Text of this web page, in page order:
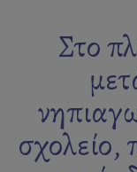
Στο
σχολείο,